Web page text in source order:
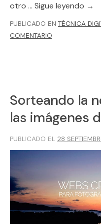
otro … Sigue leyendo →
PUBLICADO EN TÉCNICA
COMENTARIO
Sorteando la
las imágenes
PUBLICADO EL 28